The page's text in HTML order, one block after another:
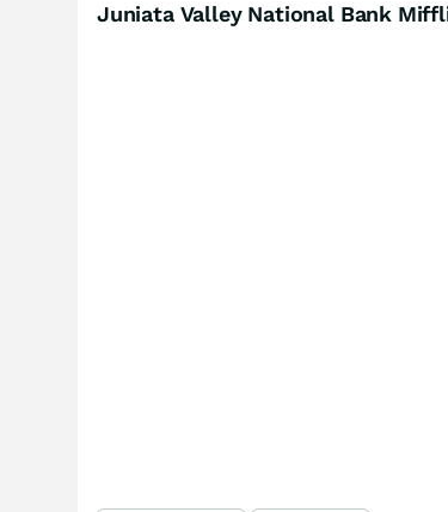
Juniata Valley National Bank